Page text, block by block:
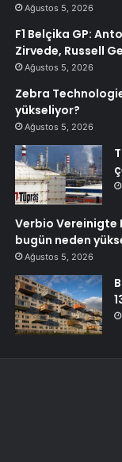
Ağustos 5, 2026
F1 Belçika GP:
Zirvede, Russell
Ağustos 5, 2026
Zebra
yükseliyor?
Ağustos 5, 2026
Verbio Vereinigte
bugün neden
Ağustos 5, 2026